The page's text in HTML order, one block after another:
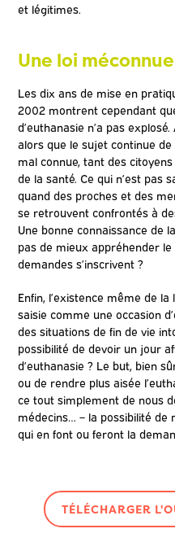
et légitimes.
Une loi méconnue
Les dix ans de mise en
2002 montrent cependant
d’euthanasie n’a pas
alors que le sujet continue
mal connue, tant des
de la santé. Ce qui n’est pas
quand des proches et des
se retrouvent confrontés à
Une bonne connaissance de
pas de mieux appréhender
demandes s’inscrivent ?
Enfin, l’existence même de
saisie comme une occasion
des situations de fin de vie
possibilité de devoir un jour
d’euthanasie ? Le but, bien
ou de rendre plus aisée
ce tout simplement de nous
médecins… – la possibilité de
qui en font ou feront la
TÉLÉCHARGER